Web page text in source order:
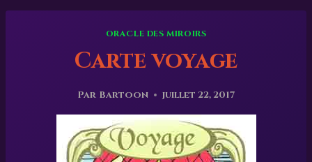
ORACLE DES MIROIRS
Carte voyage
Par Bartoon juillet 22, 2017